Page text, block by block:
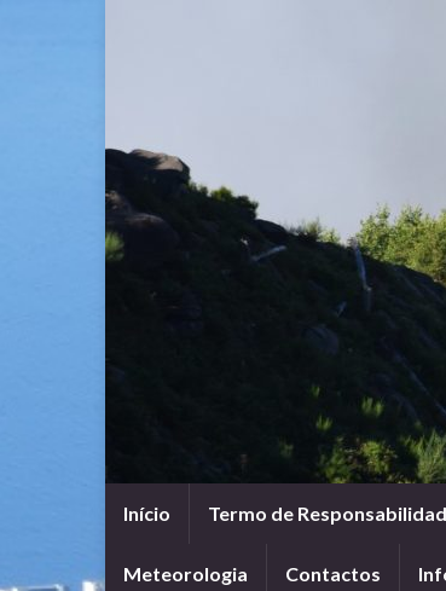
Início Termo de
Meteorologia Contactos